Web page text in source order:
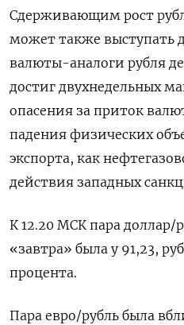
Сдерживающим рост
может также выступать
валюты-аналоги рубля
достиг двухнедельных
опасения за приток
падения физических
экспорта, как
действия западных
К 12.20 МСК пара доллар/
«завтра» была у 91,23,
процента.
Пара евро/рубль была